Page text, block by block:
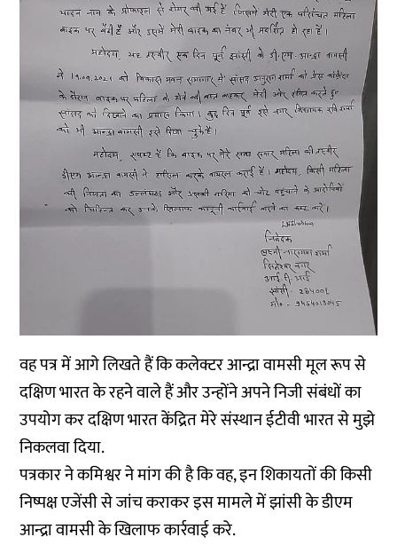
वह पत्र में आगे लिखते हैं कि कलेक्टर आन्द्रा वामसी मूल रूप से
दक्षिण भारत के रहने वाले हैं और उन्होंने अपने निजी संबंधों का
उपयोग कर दक्षिण भारत केंद्रित मेरे संस्थान ईटीवी भारत से मुझे
निकलवा दिया.
पत्रकार ने कमिश्वर ने मांग की है कि वह, इन शिकायतों की किसी
निष्पक्ष एजेंसी से जांच कराकर इस मामले में झांसी के डीएम
आन्द्रा वामसी के खिलाफ कार्रवाई करे.